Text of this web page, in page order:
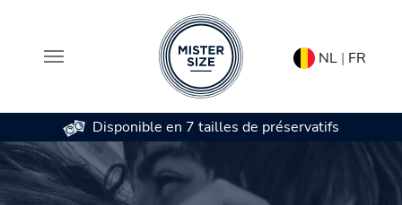
Aller au contenu principal
NL | FR
Disponible en 7 tailles de préservatifs